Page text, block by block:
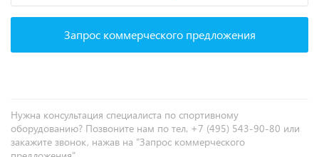
Запрос коммерческого предложения
Нужна консультация специалиста по спортивному
оборудованию? Позвоните нам по тел. +7 (495) 543-90-80 или
закажите звонок, нажав на "Запрос коммерческого